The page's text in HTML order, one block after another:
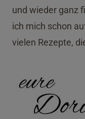
und wieder ganz
ich mich schon
vielen Rezepte,